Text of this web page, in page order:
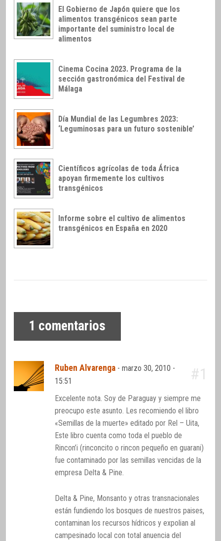
El Gobierno de Japón quiere que los
alimentos transgénicos sean parte
importante del suministro local de
alimentos
Cinema Cocina 2023. Programa de la
sección gastronómica del Festival de
Málaga
Día Mundial de las Legumbres 2023:
‘Leguminosas para un futuro sostenible’
Científicos agrícolas de toda África
apoyan firmemente los cultivos
transgénicos
Informe sobre el cultivo de alimentos
transgénicos en España en 2020
1 comentarios
Ruben Alvarenga -marzo 30, 2010 -
15:51
#1
Excelente nota. Soy de Paraguay y siempre me
preocupo este asunto. Les recomiendo el libro
«Semillas de la muerte» editado por Rel – Uita,
Este libro cuenta como toda el pueblo de
Rincon’i (rinconcito o rincon pequeño en guarani)
fue contaminado por las semillas vencidas de la
empresa Delta & Pine.
Delta & Pine, Monsanto y otras transnacionales
están fundiendo los bosques de nuestros paises,
contaminan los recursos hídricos y expolian al
campesinado local con total anuencia del